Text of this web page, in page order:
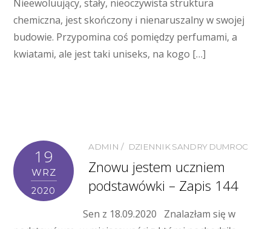
Nieewoluujący, stały, nieoczywista struktura
chemiczna, jest skończony i nienaruszalny w swojej
budowie. Przypomina coś pomiędzy perfumami, a
kwiatami, ale jest taki uniseks, na kogo […]
19
WRZ
2020
ADMIN DZIENNIK SANDRY DUMROC
Znowu jestem uczniem
podstawówki – Zapis 144
Sen z 18.09.2020 Znalazłam się w